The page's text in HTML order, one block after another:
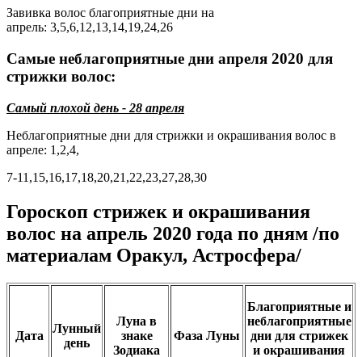
Завивка волос благоприятные дни на
апрель: 3,5,6,12,13,14,19,24,26
Самые неблагоприятные дни апреля 2020 для
стрижки волос:
Самый плохой день - 28 апреля
Неблагоприятные дни для стрижки и окрашивания волос в
апреле: 1,2,4,
7-11,15,16,17,18,20,21,22,23,27,28,30
Гороскоп стрижек и окрашивания
волос на апрель 2020 года по дням /по
материалам Оракул, Астросфера/
Дата
Лунный
день
Луна в
знаке
Зодиака
Фаза Луны
Благоприятные и
неблагоприятные
дни для стрижек
и окрашивания